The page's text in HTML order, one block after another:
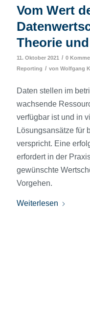
Vom Wert
Theorie
11. Oktober 2021 / 0
Reporting / von Wolfgang
Daten stellen im
wachsende
verfügbar ist und in
Lösungsansätze für
verspricht. Eine
erfordert in der
gewünschte
Vorgehen.
Weiterlesen